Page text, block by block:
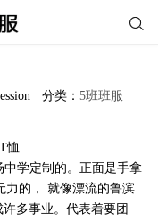

分类： 5班班服
学定制的。正面是手拿
力的， 就像漂流的鲁滨
多事业。代表着要团